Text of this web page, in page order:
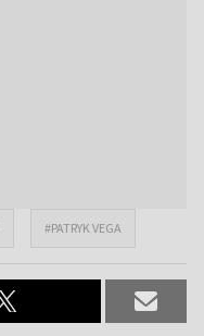
#PATRYK VEGA